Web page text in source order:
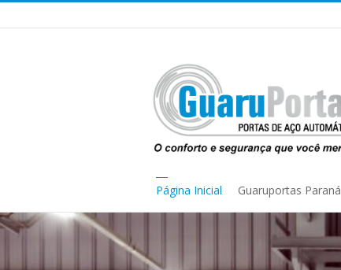
Página Inicial Guaruportas Paraná